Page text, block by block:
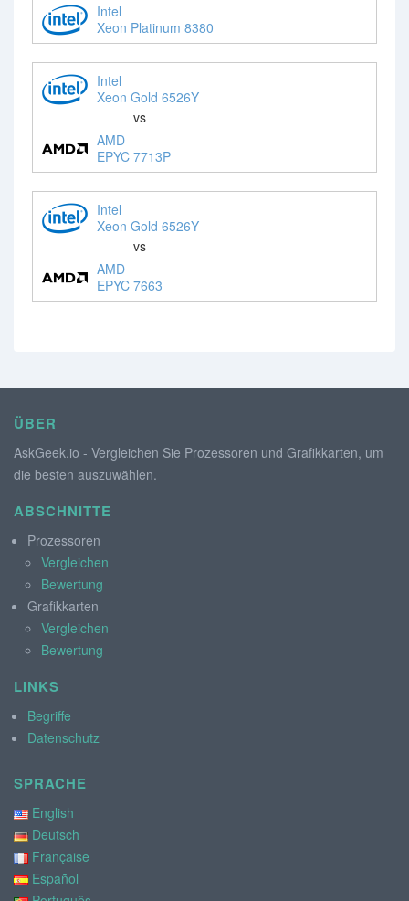
Intel
Xeon Platinum 8380
Intel
Xeon Gold 6526Y
vs
AMD
EPYC 7713P
Intel
Xeon Gold 6526Y
vs
AMD
EPYC 7663
ÜBER
AskGeek.io - Vergleichen Sie Prozessoren und Grafikkarten, um
die besten auszuwählen.
ABSCHNITTE
Prozessoren
Vergleichen
Bewertung
Grafikkarten
Vergleichen
Bewertung
LINKS
Begriffe
Datenschutz
SPRACHE
English
Deutsch
Française
Español